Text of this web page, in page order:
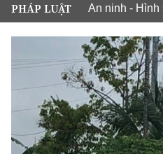
PHÁP LUẬT An ninh - Hình